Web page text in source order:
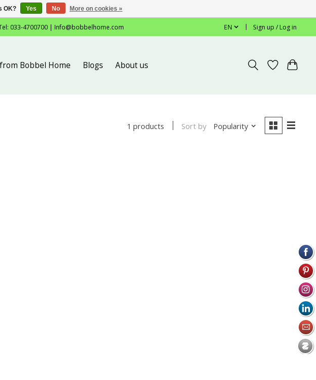
033-4700700 | Info@bobbelhome.com EN Sign up / Log in
Bobbel Home Blogs About us
1 products Sort by Popularity
OK? Yes No More on cookies »